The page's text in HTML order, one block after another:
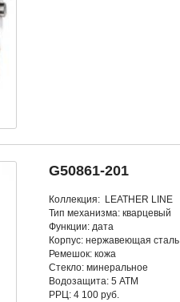
G50861-201
Коллекция: LEATHER LINE
Тип механизма: кварцевый
Функции: дата
Корпус: нержавеющая сталь
Ремешок: кожа
Стекло: минеральное
Водозащита: 5 АТМ
РРЦ: 4 100 руб.